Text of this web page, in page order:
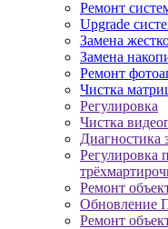
Ремонт
Upgrade
Замена
Замена
Ремонт
Чистка
Регулировка
Чистка
Диагностика
Регулировка
Ремонт
Обновление
Ремонт